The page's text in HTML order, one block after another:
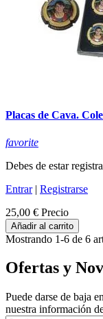
Placas de Cava.
favorite
Debes de estar
Entrar| Registrarse
25,00 € Precio
Añadir al carrito
Mostrando 1-6 de 6
Ofertas y
Puede darse de baja
nuestra información